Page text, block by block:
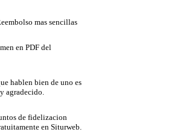
mas sencillas
en PDF del
hablen bien de uno es
agradecido.
de fidelizacion
en Siturweb.